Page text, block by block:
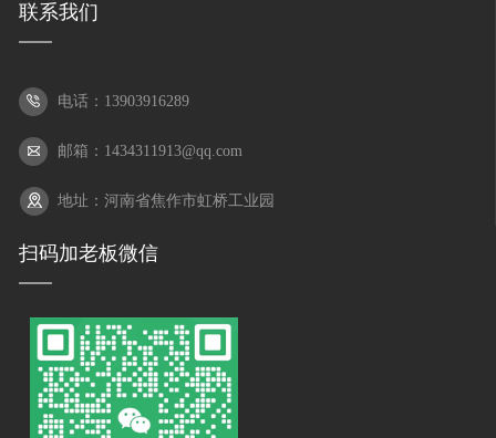
联系我们
电话：13903916289
邮箱：1434311913@qq.com
地址：河南省焦作市虹桥工业园
扫码加老板微信